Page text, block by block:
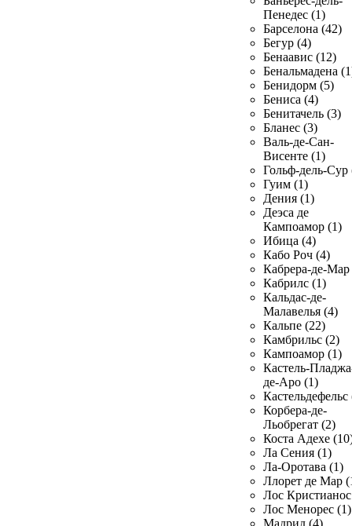
Пенедес (1)
Барселона (42)
Бегур (4)
Бенаавис (12)
Бенальмадена
Бенидорм (5)
Бениса (4)
Бенитачель (3)
Бланес (3)
Валь-де-Сан-
Висенте (1)
Гольф-дель-Сур
Гуим (1)
Дения (1)
Деэса де
Кампоамор (1)
Ибица (4)
Кабо Роч (4)
Кабрера-де-Мар
Кабрилс (1)
Кальдас-де-
Малавелья (4)
Кальпе (22)
Камбрильс (2)
Кампоамор (1)
Кастель-
де-Аро (1)
Кастельдефельс
Корбера-де-
Льобрегат (2)
Коста Адехе
Ла Сения (1)
Ла-Оротава (1)
Ллорет де Мар
Лос
Лос Менорес (1)
Мадрид (4)